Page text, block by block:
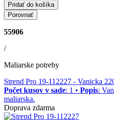
Pridať do košíka
Porovnať
55906
/
Maliarske potreby
Strend Pro 19-112227 - Vanicka
Počet kusov v sade: 1 • Popis:
maliarska.
Doprava zdarma